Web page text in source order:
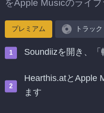
をApple Musicのライブ
プレミアム トラック
Soundiizを開き、
Hearthis.atとApple
ます